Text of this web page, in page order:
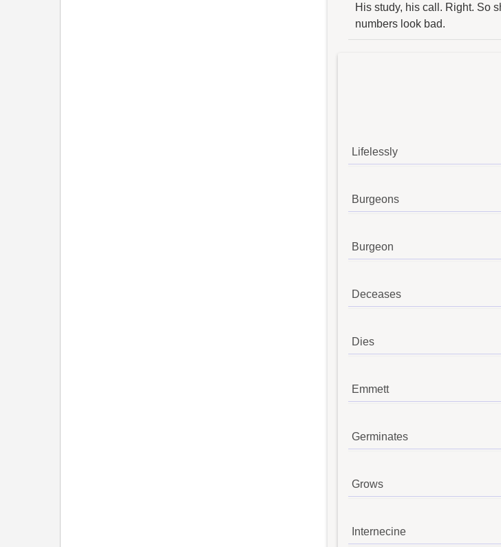
His study, his call. Right. So
numbers look bad.
Lifelessly
Burgeons
Burgeon
Deceases
Dies
Emmett
Germinates
Grows
Internecine